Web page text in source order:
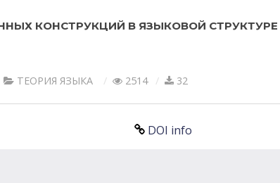
КОНСТРУКЦИЙ В ЯЗЫКОВОЙ СТРУКТУРЕ
ТЕОРИЯ ЯЗЫКА 2514 32
DOI info